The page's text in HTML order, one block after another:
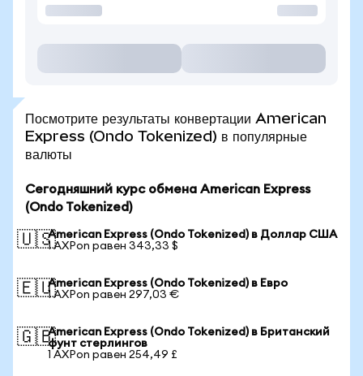
Посмотрите результаты конвертации American
Express (Ondo Tokenized) в популярные
валюты
Сегодняшний курс обмена American Express
(Ondo Tokenized)
🇺🇸American Express (Ondo Tokenized) в Доллар США
1 AXPon равен 343,33 $
🇪🇺American Express (Ondo Tokenized) в Евро
1 AXPon равен 297,03 €
🇬🇧American Express (Ondo Tokenized) в Британский
фунт стерлингов
1 AXPon равен 254,49 £